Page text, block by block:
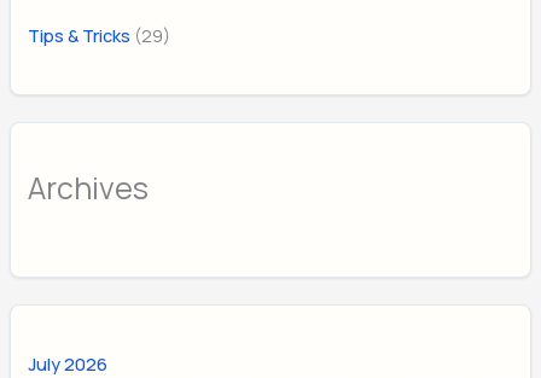
Tips & Tricks (29)
Archives
July 2026